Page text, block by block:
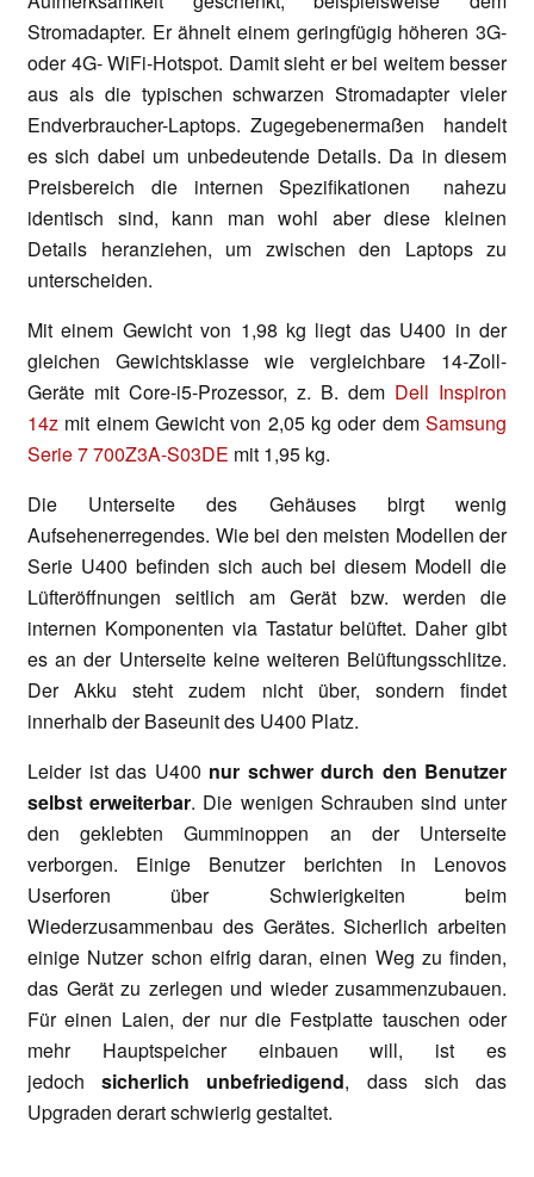
Stromadapter. Er ähnelt einem geringfügig höheren 3G-
oder 4G- WiFi-Hotspot. Damit sieht er bei weitem besser
aus als die typischen schwarzen Stromadapter vieler
Endverbraucher-Laptops. Zugegebenermaßen handelt
es sich dabei um unbedeutende Details. Da in diesem
Preisbereich die internen Spezifikationen nahezu
identisch sind, kann man wohl aber diese kleinen
Details heranziehen, um zwischen den Laptops zu
unterscheiden.
Mit einem Gewicht von 1,98 kg liegt das U400 in der
gleichen Gewichtsklasse wie vergleichbare 14-Zoll-
Geräte mit Core-i5-Prozessor, z. B. dem Dell Inspiron
14z mit einem Gewicht von 2,05 kg oder dem Samsung
Serie 7 700Z3A-S03DE mit 1,95 kg.
Die Unterseite des Gehäuses birgt wenig
Aufsehenerregendes. Wie bei den meisten Modellen der
Serie U400 befinden sich auch bei diesem Modell die
Lüfteröffnungen seitlich am Gerät bzw. werden die
internen Komponenten via Tastatur belüftet. Daher gibt
es an der Unterseite keine weiteren Belüftungsschlitze.
Der Akku steht zudem nicht über, sondern findet
innerhalb der Baseunit des U400 Platz.
Leider ist das U400 nur schwer durch den Benutzer
selbst erweiterbar. Die wenigen Schrauben sind unter
den geklebten Gumminoppen an der Unterseite
verborgen. Einige Benutzer berichten in Lenovos
Userforen über Schwierigkeiten beim
Wiederzusammenbau des Gerätes. Sicherlich arbeiten
einige Nutzer schon eifrig daran, einen Weg zu finden,
das Gerät zu zerlegen und wieder zusammenzubauen.
Für einen Laien, der nur die Festplatte tauschen oder
mehr Hauptspeicher einbauen will, ist es
jedochsicherlich unbefriedigend, dass sich das
Upgraden derart schwierig gestaltet.